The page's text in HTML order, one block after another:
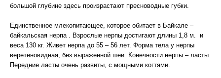
большой глубине здесь произрастают пресноводные губки.
Единственное млекопитающее, которое обитает в Байкале –
байкальская нерпа . Взрослые нерпы достигают длины 1,8 м. и
веса 130 кг. Живет нерпа до 55 – 56 лет. Форма тела у нерпы
веретеновидная, без выраженной шеи. Конечности нерпы – ласты.
Передние ласты очень развиты, с мощными когтями.